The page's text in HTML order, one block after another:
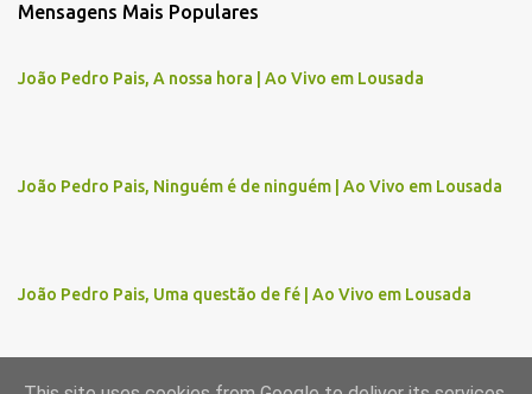
e
t
i
Mensagens Mais Populares
João Pedro Pais, A nossa hora | Ao Vivo em Lousada
João Pedro Pais, Ninguém é de ninguém | Ao Vivo em Lousada
João Pedro Pais, Uma questão de fé | Ao Vivo em Lousada